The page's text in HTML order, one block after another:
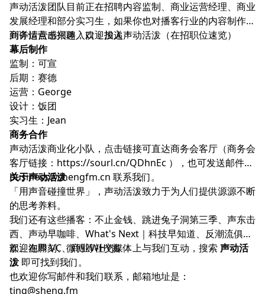
声动活泼团队目前正在招聘内容监制、商业运营经理、商业
发展经理和部分实习生，如果你也对播客行业的内容制作和
商务运营感兴趣，欢迎投递！
到详情点击招聘入口：加入声动活泼（在招职位速览）
幕后制作
监制：可宣
后期：赛德
运营：George
设计：饭团
实习生：Jean
商务合作
声动活泼商业化小队，点击链接可直达商务会客厅（商务会
客厅链接： https://sourl.cn/QDhnEc ），也可发送邮件至
business@shengfm.cn 联系我们。
关于声动活泼
「用声音碰撞世界」，声动活泼致力于为人们提供源源不断
的思考养料。
我们还有这些播客： 不止金钱、 跳进兔子洞第三季、 声东击
西、 声动早咖啡、 What's Next｜科技早知道、 反潮流俱乐
部、泡腾 VC、商业WHY酱
欢迎在即刻、微博等社交媒体上与我们互动，搜索 声动活
泼 即可找到我们。
也欢迎你写邮件和我们联系，邮箱地址是：
ting@sheng.fm